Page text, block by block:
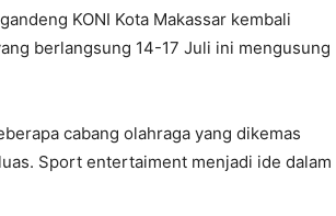
KONI Kota Makassar kembali
berlangsung 14-17 Juli ini mengusung
cabang olahraga yang dikemas
Sport entertaiment menjadi ide dalam